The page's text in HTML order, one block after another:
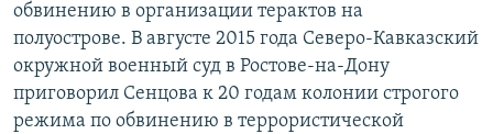
обвинению в организации терактов на
полуострове. В августе 2015 года Северо-Кавказский
окружной военный суд в Ростове-на-Дону
приговорил Сенцова к 20 годам колонии строгого
режима по обвинению в террористической